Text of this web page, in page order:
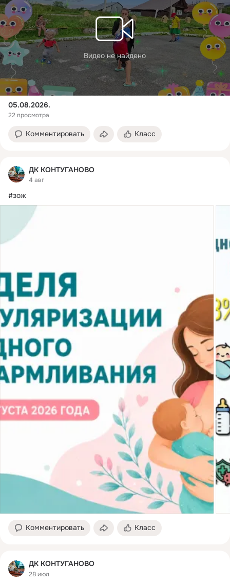
Видео не найдено
05.08.2026.
22 просмотра
Комментировать Класс
ДК КОНТУГАНОВО
4 авг
#зож
Комментировать Класс
ДК КОНТУГАНОВО
28 июл